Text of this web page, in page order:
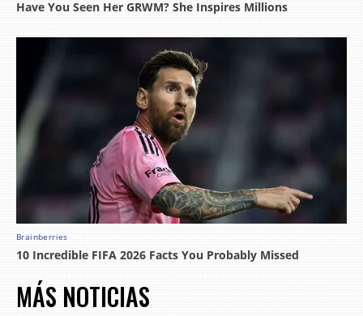
MÁS NOTICIAS